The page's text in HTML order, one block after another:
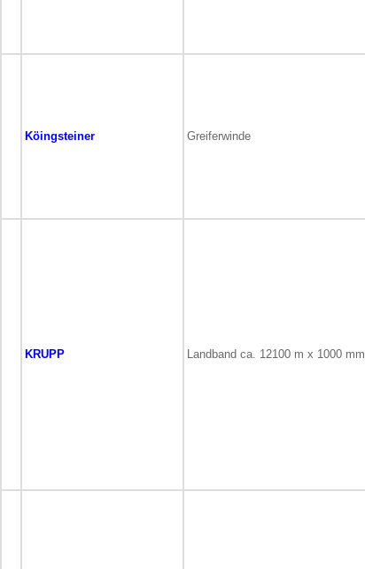
Köingsteiner Greiferwinde
KRUPP Landband ca. 12100 m x 1000 mm